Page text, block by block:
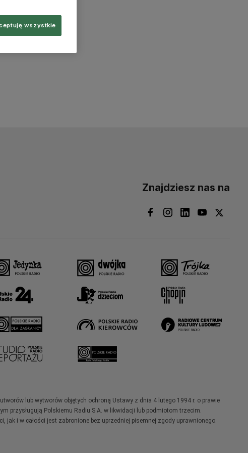
Znajdziesz nas na
lub wytworów objętych ochroną Ustawy z dnia 4 lutego 1994 r. o prawie
przysługują Polskiemu Radiu S.A. w likwidacji lub podmiotom trzecim.
i w całości jest zabronione bez uprzedniej pisemnej zgody uprawnionego.
wszystkie